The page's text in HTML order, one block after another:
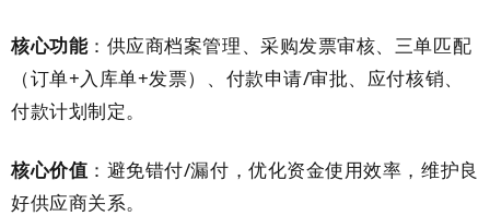
核心功能：供应商档案管理、采购发票审核、三单匹配
（订单+入库单+发票）、付款申请/审批、应付核销、
付款计划制定。
核心价值 ：避免错付/漏付，优化资金使用效率，维护良
好供应商关系。